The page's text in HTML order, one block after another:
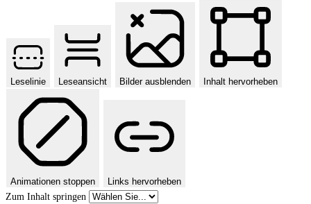
Leselinie Leseansicht Bilder ausblenden Inhalt hervorheben
Animationen stoppen
Links hervorheben
Zum Inhalt springen